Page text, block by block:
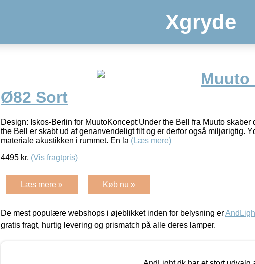
Xgryde
Muuto
Ø82 Sort
Design: Iskos-Berlin for MuutoKoncept:Under the Bell fra Muuto
the Bell er skabt ud af genanvendeligt filt og er derfor også miljørigtig.
materiale akustikken i rummet. En la (Læs mere)
4495 kr. (Vis fragtpris)
Læs mere » Køb nu »
De mest populære webshops i øjeblikket inden for belysning er
gratis fragt, hurtig levering og prismatch på alle deres lamper.